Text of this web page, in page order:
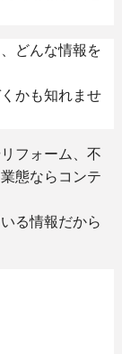
どんな情報を
かも知れませ
フォーム、不
態ならコンテ
る情報だから